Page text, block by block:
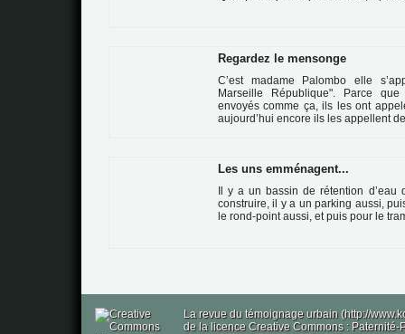
Regardez le mensonge
C’est madame Palombo elle
Marseille République". Parce
envoyés comme ça, ils les ont
aujourd’hui encore ils les appellent
Les uns emménagent...
Il y a un bas­sin de réten­tion
cons­truire, il y a un par­king aussi,
le rond-point aussi, et puis pour le
La revue du témoignage urbain (http://
de la licence Creative Commons :